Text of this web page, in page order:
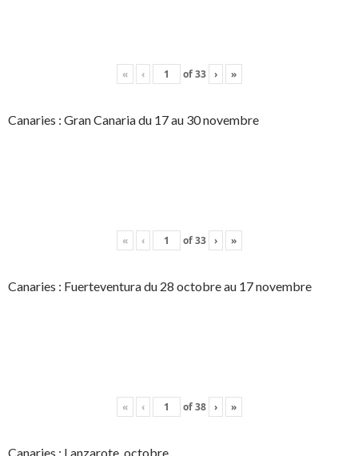
« ‹ of33 › »
Canaries : Gran Canaria du 17 au 30 novembre
« ‹ of33 › »
Canaries : Fuerteventura du 28 octobre au 17 novembre
« ‹ of38 › »
Canaries : Lanzarote, octobre